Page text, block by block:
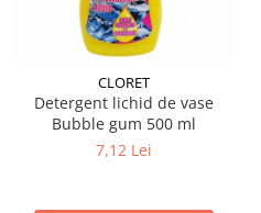
Aparate de Aer conditionat 18000
Aparate de Aer conditionat 24000
btu
Aparate de Aer conditionat 27000
CLORET
Detergent lichid de vase
Bubble gum 500 ml
7,12 Lei